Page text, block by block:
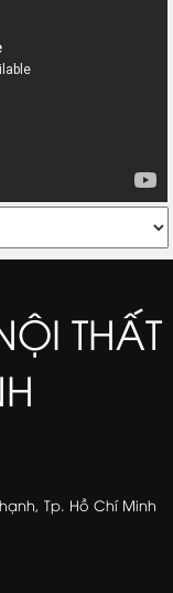
THẤT
Tp. Hồ Chí Minh